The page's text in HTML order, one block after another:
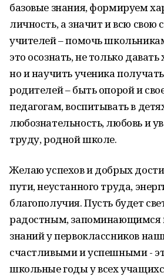
базовые знания, формируем
личность, а значит и всю свою
учителей – помочь
это осознать, не только
но и научить ученика
родителей – быть опорой и
педагогам, воспитывать в
любознательность, любовь и
труду, родной школе.
Желаю успехов и добрых
пути, неустанного труда,
благополучия. Пусть будет
радостным, запоминающимся
знаний у первоклассников
счастливыми и успешными -
школьные годы у всех